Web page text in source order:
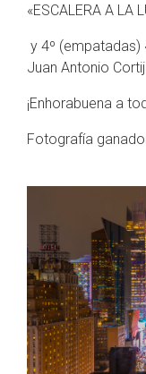
«ESCALERA A LA
y 4º (empatadas)
Juan Antonio
¡Enhorabuena a
Fotografía